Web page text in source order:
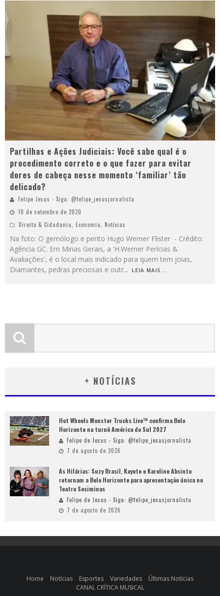
Partilhas e Ações Judiciais: Você sabe qual é o
procedimento correto e o que fazer para evitar
dores de cabeça nesse momento ‘familiar’ tão
delicado?
Felipe Jesus - Siga: @felipe_jesusjornalista
10 de setembro de 2020
Direito & Cidadania
Economia Notícias
Na foto: O gemólogo e perito Hugo Werner Flister - Crédito:
Agência GC. Em Minas Gerais, a 'H.Werner Perícias &
Avaliações', é o local mais indicado para quem tem joias,
Diamantes, pedras preciosas e outr... LEIA MAIS...
+ NOTÍCIAS
Hot Wheels Monster Trucks Live™ confirma Belo
Horizonte na turnê América do Sul 2027
Felipe de Jesus - Siga: @felipe_jesusjornalista
7 de agosto de 2026
As Hilárias: Suzy Brasil, Kayete e Karoline Absinto
retornam a Belo Horizonte para apresentação única no
Teatro Sesiminas
Felipe de Jesus - Siga: @felipe_jesusjornalista
7 de agosto de 2026
Home Notícias Esportes Variedades
Últimas Notícias
CANAL CRÍTICA MUSICAL